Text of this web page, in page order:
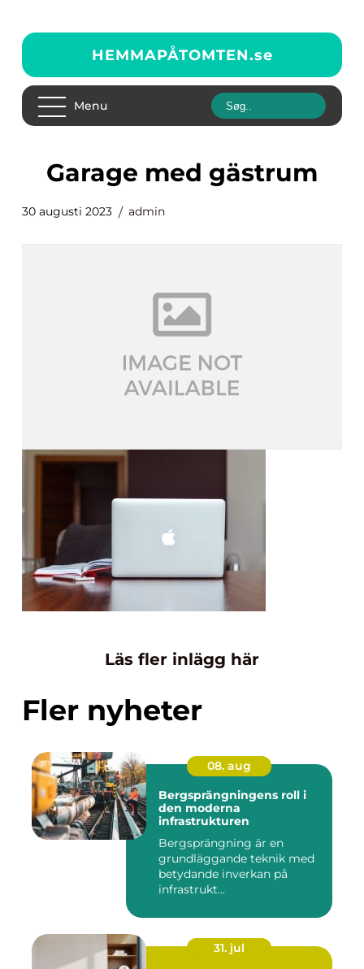
HEMMAPÅTOMTEN.se
Menu
garage med gästrum
30 augusti 2023 admin
Läs fler inlägg här
Fler nyheter
08. aug
Bergsprängningens roll i
den moderna
infrastrukturen
Bergsprängning är en
grundläggande teknik med
betydande inverkan på
infrastrukt...
31. jul